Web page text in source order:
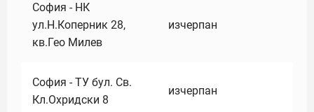
София - НК
ул.Н.Коперник 28,
кв.Гео Милев
изчерпан
София - ТУ бул. Св.
Кл.Охридски 8
изчерпан